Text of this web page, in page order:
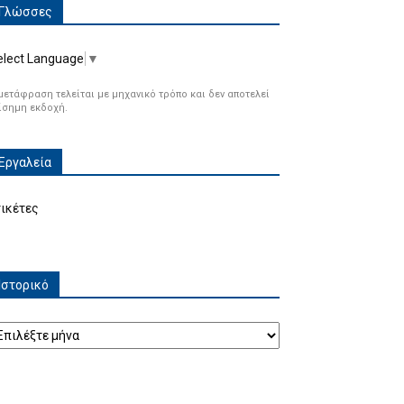
Γλώσσες
Language ▼
τελείται με μηχανικό τρόπο και δεν αποτελεί
εκδοχή.
Εργαλεία
Ιστορικό